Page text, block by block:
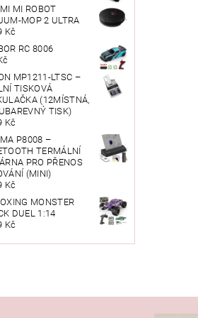
MI ROBOT
MOP 2 ULTRA
Kč
RC 8006
MP1211-LTSC –
TISKOVÁ
(12MÍSTNÁ,
TISK)
Kč
P8008 –
TERMÁLNÍ
PRO PŘENOS
(MINI)
Kč
MONSTER
DUEL 1:14
Kč